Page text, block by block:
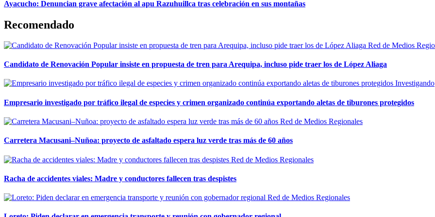
Ayacucho: Denuncian grave afectación al apu Razuhuillca tras celebración en sus montañas
Recomendado
Red de Medios
Candidato de Renovación Popular insiste en propuesta de tren para Arequipa, incluso pide traer los de López Aliaga
Investigando
Empresario investigado por tráfico ilegal de especies y crimen organizado continúa exportando aletas de tiburones protegidos
Red de Medios Regionales
Carretera Macusani–Nuñoa: proyecto de asfaltado espera luz verde tras más de 60 años
Red de Medios Regionales
Racha de accidentes viales: Madre y conductores fallecen tras despistes
Red de Medios Regionales